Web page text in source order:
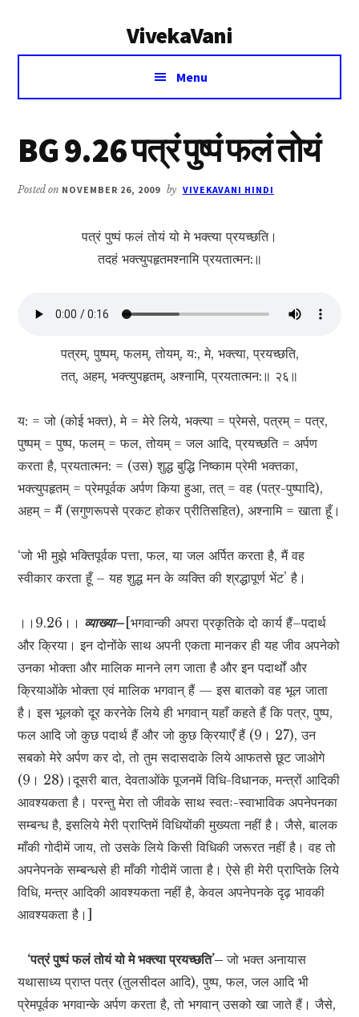
VivekaVani
Voice
Vivekananda
Menu
BG 9.26 पत्रं पुष्पं फलं तोयं
Posted on NOVEMBER 26, 2009 by VIVEKAVANI HINDI
पत्रं पुष्पं फलं तोयं यो मे भक्त्या प्रयच्छति।
तदहं भक्त्युपहृत‍‍‍मश्नामि प्रयतात्मन:॥
पत्रम्, पुष्पम्, फलम्, तोयम्, य:, मे, भक्त्या, प्रयच्छति,
तत्, अहम्, भक्त्युपहृतम्, अश्नामि, प्रयतात्मन:॥ २६॥
य: = जो (कोई भक्त), मे = मेरे लिये, भक्त्या = प्रेमसे, पत्रम् = पत्र,
पुष्पम् = पुष्प, फलम् = फल, तोयम् = जल आदि, प्रयच्छति = अर्पण
करता है, प्रयतात्मन: = (उस) शुद्ध बुद्धि निष्काम प्रेमी भक्तका,
भक्त्युपहृतम् = प्रेमपूर्वक अर्पण किया हुआ, तत् = वह (पत्र-पुष्पादि),
अहम् = मैं (सगुणरूपसे प्रकट होकर प्रीतिसहित), अश्नामि = खाता हूँ।
‘जो भी मुझे भक्तिपूर्वक पत्ता, फल, या जल अर्पित करता है, मैं वह
स्वीकार करता हूँ – यह शुद्ध मन के व्यक्ति की श्रद्धापूर्ण भेंट’ है।
।।9.26।। व्याख्या– [भगवान्की अपरा प्रकृतिके दो कार्य हैं–पदार्थ
और क्रिया। इन दोनोंके साथ अपनी एकता मानकर ही यह जीव अपनेको
उनका भोक्ता और मालिक मानने लग जाता है और इन पदार्थों और
क्रियाओंके भोक्ता एवं मालिक भगवान् हैं — इस बातको वह भूल जाता
है। इस भूलको दूर करनेके लिये ही भगवान् यहाँ कहते हैं कि पत्र, पुष्प,
फल आदि जो कुछ पदार्थ हैं और जो कुछ क्रियाएँ हैं (9। 27), उन
सबको मेरे अर्पण कर दो, तो तुम सदासदाके लिये आफतसे छूट जाओगे
(9। 28)।दूसरी बात, देवताओंके पूजनमें विधि-विधानक, मन्त्रों आदिकी
आवश्यकता है। परन्तु मेरा तो जीवके साथ स्वतः-स्वाभाविक अपनेपनका
सम्बन्ध है, इसलिये मेरी प्राप्तिमें विधियोंकी मुख्यता नहीं है। जैसे, बालक
माँकी गोदीमें जाय, तो उसके लिये किसी विधिकी जरूरत नहीं है। वह तो
अपनेपनके सम्बन्धसे ही माँकी गोदीमें जाता है। ऐसे ही मेरी प्राप्तिके लिये
विधि, मन्त्र आदिकी आवश्यकता नहीं है, केवल अपनेपनके दृढ़ भावकी
आवश्यकता है।]
‘पत्रं पुष्पं फलं तोयं यो मे भक्त्या प्रयच्छति’–जो भक्त अनायास
यथासाध्य प्राप्त पत्र (तुलसीदल आदि), पुष्प, फल, जल आदि भी
प्रेमपूर्वक भगवान्के अर्पण करता है, तो भगवान् उसको खा जाते हैं। जैसे,